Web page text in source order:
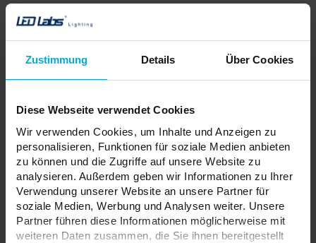
Zustimmung Details Über Cookies
Diese Webseite verwendet Cookies
Wir verwenden Cookies, um Inhalte und Anzeigen zu
personalisieren, Funktionen für soziale Medien anbieten
zu können und die Zugriffe auf unsere Website zu
analysieren. Außerdem geben wir Informationen zu Ihrer
Verwendung unserer Website an unsere Partner für
soziale Medien, Werbung und Analysen weiter. Unsere
Partner führen diese Informationen möglicherweise mit
weiteren Daten zusammen, die Sie ihnen bereitgestellt
ADD TO WISHLIST
Kropyvnytskyi, 25004, Ukraine | Kontakt:biuro@videx.com.pl
LED-Quelle E14 7W G45 Warm weiß
21-1100-19
Welle:
E14
Spannung:
230V